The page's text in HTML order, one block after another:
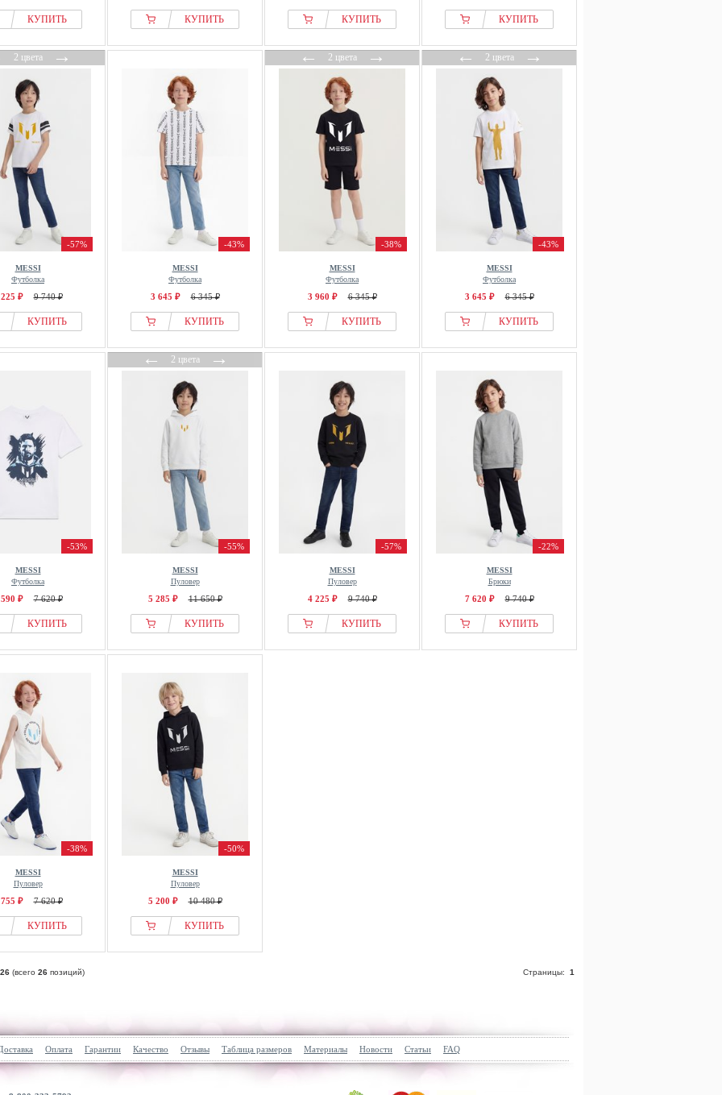
КУПИТЬ КУПИТЬ КУПИТЬ КУПИТЬ
2 цвета→
-57%
MESSI
Футболка
₽ 9 740 ₽
КУПИТЬ
-43%
MESSI
Футболка
3 645 ₽ 6 345 ₽
КУПИТЬ
←2 цвета→
-38%
MESSI
Футболка
3 960 ₽ 6 345 ₽
КУПИТЬ
←2 цвета→
-43%
MESSI
Футболка
3 645 ₽ 6 345 ₽
КУПИТЬ
-53%
MESSI
Футболка
₽ 7 620 ₽
КУПИТЬ
←2 цвета→
-55%
MESSI
Пуловер
5 285 ₽ 11 650 ₽
КУПИТЬ
-57%
MESSI
Пуловер
4 225 ₽ 9 740 ₽
КУПИТЬ
-22%
MESSI
Брюки
7 620 ₽ 9 740 ₽
КУПИТЬ
-38%
MESSI
Пуловер
₽ 7 620 ₽
КУПИТЬ
-50%
MESSI
Пуловер
5 200 ₽ 10 480 ₽
КУПИТЬ
26 (всего 26 позиций) Страницы: 1
Оплата Гарантии Качество Отзывы Таблица размеров Материалы Новости Статьи FAQ